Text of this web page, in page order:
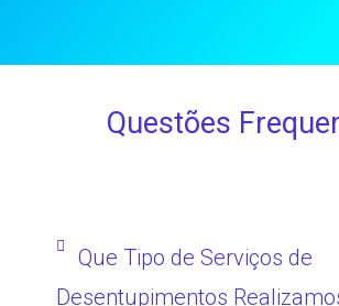
Questões
Que Tipo de Serviços de
Desentupimentos